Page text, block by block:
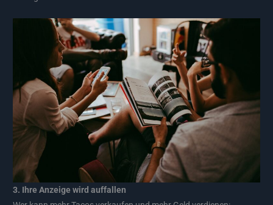
3. Ihre Anzeige wird auffallen